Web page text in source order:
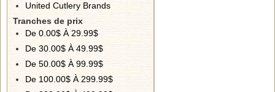
United Cutlery Brands
Tranches de prix
De 0.00$ À 29.99$
De 30.00$ À 49.99$
De 50.00$ À 99.99$
De 100.00$ À 299.99$